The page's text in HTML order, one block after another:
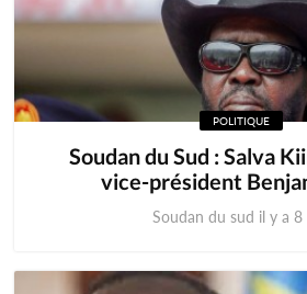
POLITIQUE
Soudan du Sud : Salva
vice-président
Soudan du sud il y a 8